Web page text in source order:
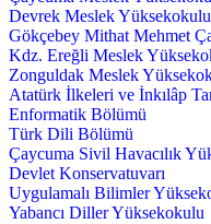
Devrek Meslek Yüksekokulu
Gökçebey Mithat Mehmet
Kdz. Ereğli Meslek
Zonguldak Meslek
Atatürk İlkeleri ve İnkılâp
Enformatik Bölümü
Türk Dili Bölümü
Çaycuma Sivil Havacılık
Devlet Konservatuvarı
Uygulamalı Bilimler
Yabancı Diller Yüksekokulu